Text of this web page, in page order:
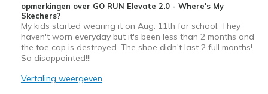
opmerkingen over GO RUN Elevate 2.0 - Where's My
Skechers?
My kids started wearing it on Aug. 11th for school. They
haven't worn everyday but it's been less than 2 months and
the toe cap is destroyed. The shoe didn't last 2 full months!
So disappointed!!!
Vertaling weergeven